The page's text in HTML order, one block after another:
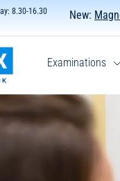
8.30-16.30 New:
Examinations